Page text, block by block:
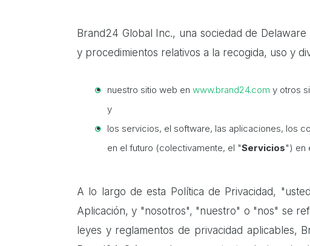
Brand24 Global Inc., una sociedad de Delaware
y procedimientos relativos a la recogida, uso y
nuestro sitio web en www.brand24.com y otros
y
los servicios, el software, las aplicaciones, los
en el futuro (colectivamente, el "Servicios") en
A lo largo de esta Política de Privacidad,
Aplicación, y "nosotros", "nuestro" o "nos" se
leyes y reglamentos de privacidad aplicables,